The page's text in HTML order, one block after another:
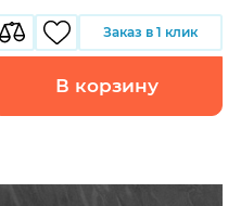
Заказ в 1 клик
В корзину